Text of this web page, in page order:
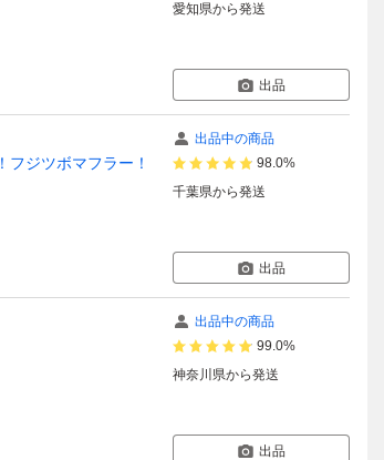
愛知県から発送
出品
ジツボマフラー！
出品中の商品
98.0%
千葉県から発送
出品
出品中の商品
99.0%
神奈川県から発送
出品